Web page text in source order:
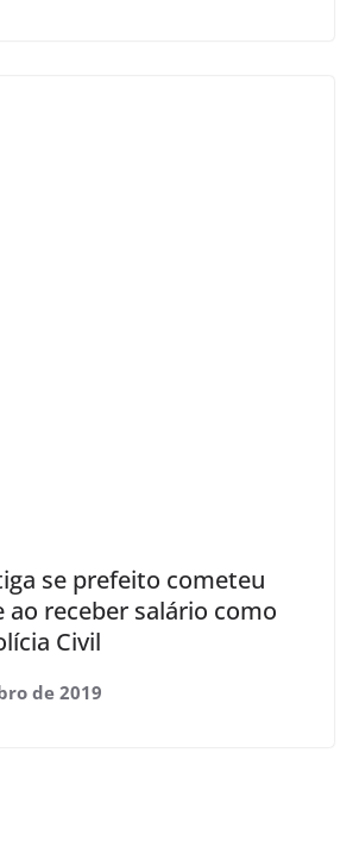
se prefeito cometeu
receber salário como
Civil
de 2019